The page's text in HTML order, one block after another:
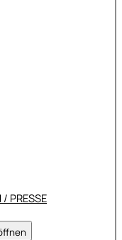
/ PRESSE